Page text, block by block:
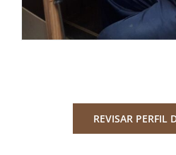
REVISAR PERFIL